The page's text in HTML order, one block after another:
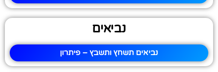
נביאים
נביאים תשחץ ותשבץ – פיתרון